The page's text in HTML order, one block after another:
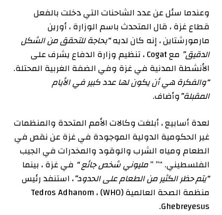
وعندما سئل عن عدد الشاحنات التي دخلت بالفعل
قطاع غزة ، قال المتحدث باسم الوزارة ، أورين
مارمورشتاين ، إنه كان لديه“بحاجة للتحقق من الشكل
الدقيق”
مع Cogat ، تنظيم وزارة الدفاع يشرف على
الأنشطة المدنية في غزة وفي الضفة الغربية المحتلة.
“والفكرة هي أن يكون لها عدد كبير في الأيام
المقبلة”وأضاف.
لعدة أسابيع ، أبلغت وكالات الأمم المتحدة والمنظمات
غير الحكومية الدولية الموجودة في غزة عن نقص في
الطعام ومياه الشرب والوقود والمخدرات في الجيب
الفلسطيني. “” ”مليوني شخص جائع “ في غزة ، بينما
“يتم حظر الكثير من الطعام على الحدود”، استنفد رئيس
منظمة الصحة العالمية (WHO) ، Tedros Adhanom
Ghebreyesus.